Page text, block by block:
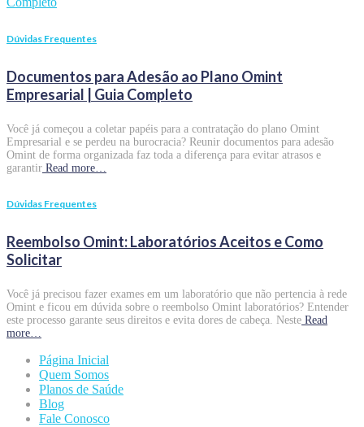
Dúvidas Frequentes
Documentos para Adesão ao Plano Omint
Empresarial | Guia Completo
Você já começou a coletar papéis para a contratação do plano Omint
Empresarial e se perdeu na burocracia? Reunir documentos para adesão
Omint de forma organizada faz toda a diferença para evitar atrasos e
garantir Read more…
Dúvidas Frequentes
Reembolso Omint: Laboratórios Aceitos e Como
Solicitar
Você já precisou fazer exames em um laboratório que não pertencia à rede
Omint e ficou em dúvida sobre o reembolso Omint laboratórios? Entender
este processo garante seus direitos e evita dores de cabeça. Neste Read
more…
Página Inicial
Quem Somos
Planos de Saúde
Blog
Fale Conosco